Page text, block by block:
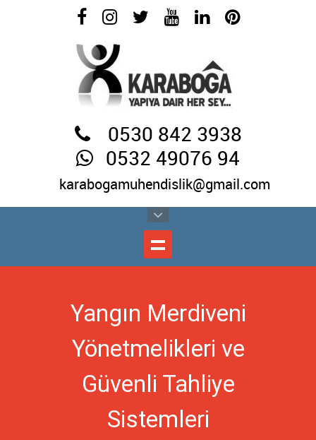
0530 842 3938
0532 49076 94
karabogamuhendislik@gmail.com
Yangın Merdiveni
Yönetmelikleri ve
Güvenli Tahliye
Sistemleri